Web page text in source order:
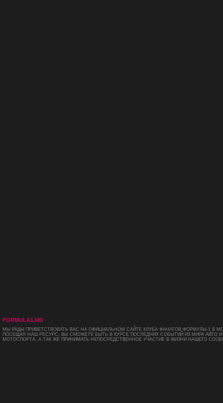
FORMULA1.MD
МЫ РАДЫ ПРИВЕТСТВОВАТЬ ВАС НА ОФИЦИАЛЬНОМ САЙТЕ КЛУБА ФАНАТОВ ФОРМУЛЫ-1 В
ПОСЕЩАЯ НАШ РЕСУРС, ВЫ СМОЖЕТЕ БЫТЬ В КУРСЕ ПОСЛЕДНИХ СОБЫТИЙ ИЗ МИРА АВТО И
МОТОСПОРТА, А ТАК ЖЕ ПРИНИМАТЬ НЕПОСРЕДСТВЕННОЕ УЧАСТИЕ В ЖИЗНИ НАШЕГО